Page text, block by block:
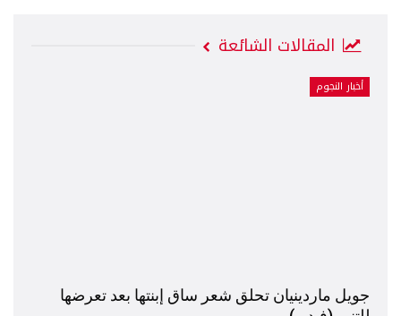
المقالات الشائعة
أخبار النجوم
جويل ماردينيان تحلق شعر ساق إبنتها بعد تعرضها